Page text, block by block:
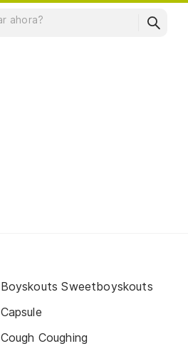
Boyskouts Sweetboyskouts
Capsule
Cough Coughing